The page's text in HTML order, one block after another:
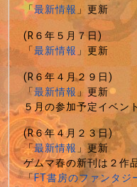
「最新情報」更新
(R６年５月７日)
「最新情報」更新
(R６年４月２９日)
「最新情報」更新
５月の参加予定イベン
(R６年４月２３日)
「最新情報」更新
ゲムマ春の新刊は２作
「FT書房のファンタ